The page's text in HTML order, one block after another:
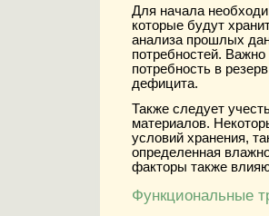
Для начала
которые будут
анализа прошлых
потребностей. Важно
потребность в
дефицита.
Также следует
материалов.
условий хранения,
определенная
факторы также
Функциональные